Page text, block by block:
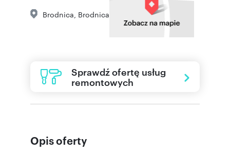
Brodnica Brodnica
Sprawdź ofertę usług
remontowych
Opis oferty